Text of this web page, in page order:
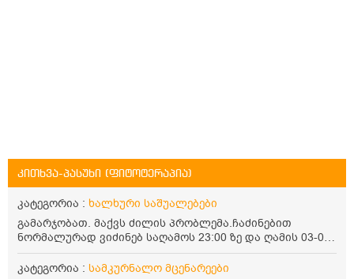
კითხვა-პასუხი (ფიტოტერაპია)
კატეგორია : ხალხური საშუალებები
გამარჯობათ. მაქვს ძილის პრობლემა.ჩაძინებით
ნორმალურად ვიძინებ საღამოს 23:00 ზე და ღამის 03-00
ან 04:00 საათზე მეღვიძება და მერე ვერ ვიძინებ
ვერაფრით.რამე ხალხური საშუალება თუ არის ამ
კატეგორია : სამკურნალო მცენარეები